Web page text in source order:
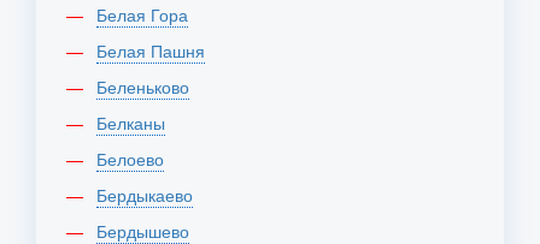
Белая Гора
Белая Пашня
Беленьково
Белканы
Белоево
Бердыкаево
Бердышево